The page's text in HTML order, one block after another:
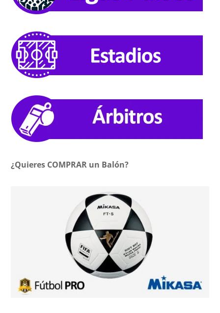
¿Quieres COMPRAR un Balón?